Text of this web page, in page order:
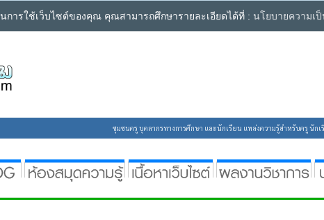
ารใช้เว็บไซต์ของคุณ คุณสามารถศึกษารายละเอียดได้ที่ : นโยบายความเ
ชุมชนครู บุคลากรทางการศึกษา และนักเรียน แหล่งความรู้สำหรับครู นัก